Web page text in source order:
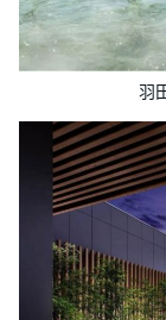
羽